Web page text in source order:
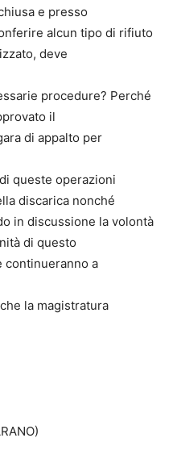
e presso
alcun tipo di rifiuto
deve
procedure? Perché
il
di appalto per
queste operazioni
discarica nonché
in discussione la volontà
di questo
continueranno a
la magistratura